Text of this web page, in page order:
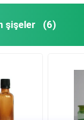
şişeler (6)